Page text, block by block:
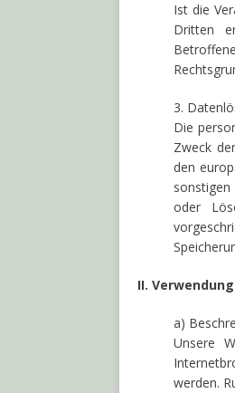
Ist die
Dritten
3.
Die
Zweck
den
oder
II.
a)
Unsere
werden.